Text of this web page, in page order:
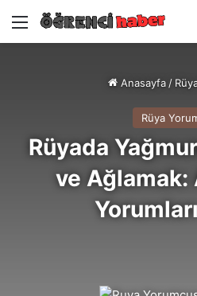
Menü
Anasayfa /
Rüya
Rüyada
ve Ağlamak: